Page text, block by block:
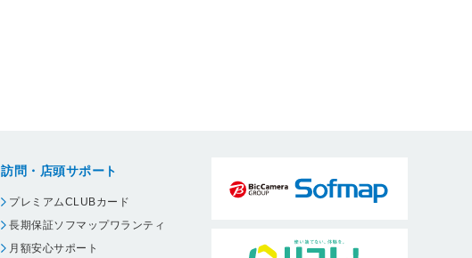
訪問・店頭サポート
プレミアムCLUBカード
長期保証ソフマップワランティ
月額安心サポート